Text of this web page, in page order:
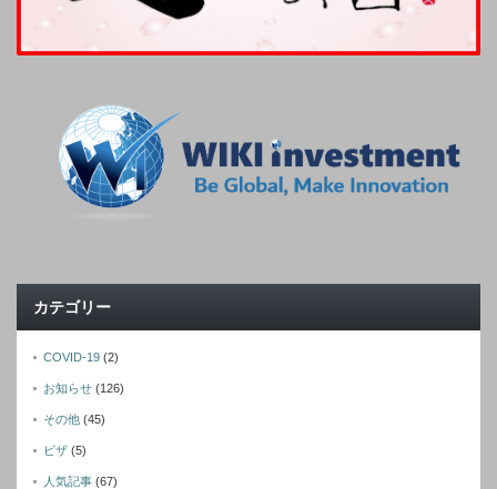
カテゴリー
COVID-19 (2)
お知らせ (126)
その他 (45)
ビザ (5)
人気記事 (67)